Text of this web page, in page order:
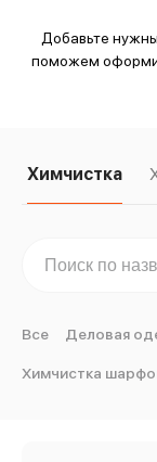
Добавьте
поможем
Химчистка
Все Деловая
Химчистка